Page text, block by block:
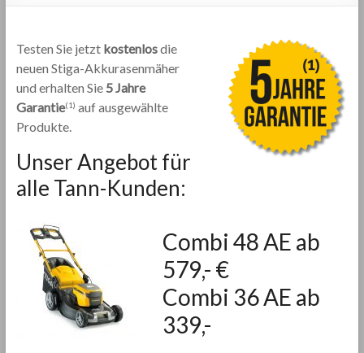
Testen Sie jetzt kostenlosdie
neuen Stiga-Akkurasenmäher
und erhalten Sie 5 Jahre
Garantie(1) auf ausgewählte
Produkte.
Unser Angebot für
alle Tann-Kunden:
Combi 48 AE ab
579,- €
Combi 36 AE ab
339,-